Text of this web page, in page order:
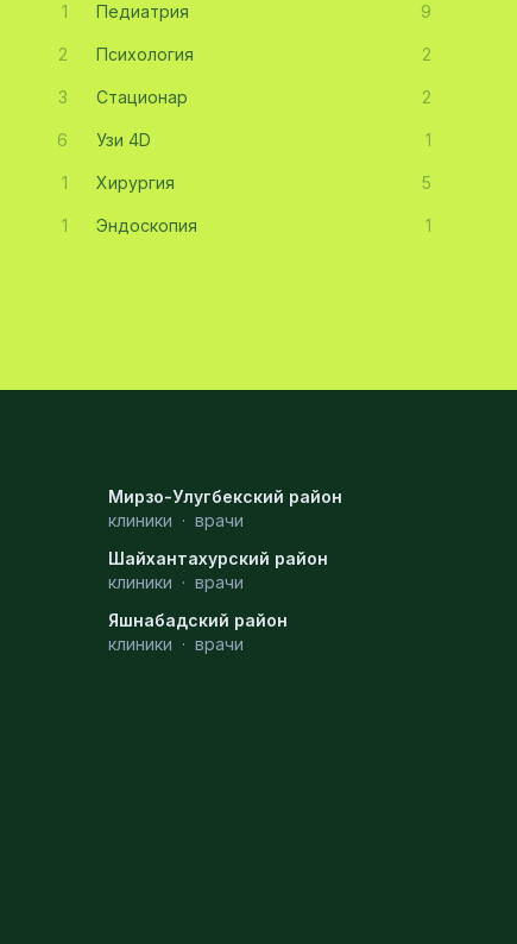
1 Педиатрия 9
2 Психология 2
3 Стационар 2
6 Узи 4D 1
1 Хирургия 5
1 Эндоскопия 1
Мирзо-Улугбекский район
клиники · врачи
Шайхантахурский район
клиники · врачи
Яшнабадский район
клиники · врачи